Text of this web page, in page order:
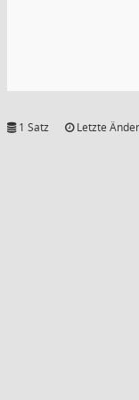
1 Satz Letzte